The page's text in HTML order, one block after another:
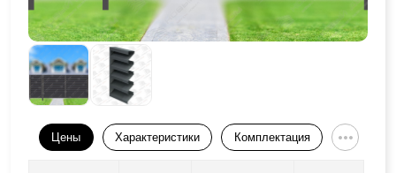
Цены Характеристики Комплектация